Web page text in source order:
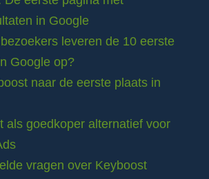
in Google
leveren de 10 eerste
Google op?
naar de eerste plaats in
als goedkoper alternatief voor
vragen over Keyboost